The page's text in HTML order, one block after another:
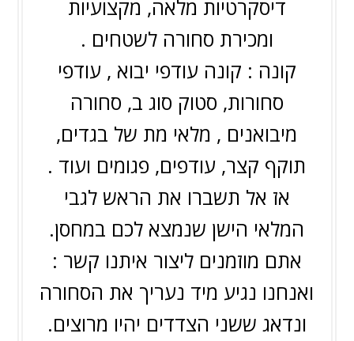
דיסקרטיות מלאה, מקצועיות
ומכירת סחורה לשטחים .
קונה : קונה עודפי יבוא , עודפי
סחורות, סטוק סוג ב, סחורה
מיבואנים , מלאי מת של בגדים,
תוקף קצר, עודפים, פגומים ועוד .
אז אל תשברו את הראש לגבי
המלאי הישן שנמצא לכם במחסן.
אתם מוזמנים ליצור איתנו קשר :
ואנחנו נגיע מיד נעריך את הסחורה
ונדאג ששני הצדדים יהיו מרוצים.